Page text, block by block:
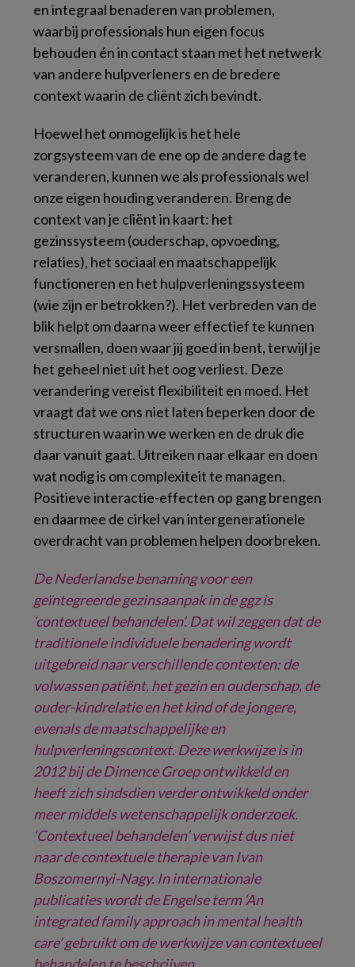
en integraal benaderen van problemen,
waarbij professionals hun eigen focus
behouden én in contact staan met het netwerk
van andere hulpverleners en de bredere
context waarin de cliënt zich bevindt.
Hoewel het onmogelijk is het hele
zorgsysteem van de ene op de andere dag te
veranderen, kunnen we als professionals wel
onze eigen houding veranderen. Breng de
context van je cliënt in kaart: het
gezinssysteem (ouderschap, opvoeding,
relaties), het sociaal en maatschappelijk
functioneren en het hulpverleningssysteem
(wie zijn er betrokken?). Het verbreden van de
blik helpt om daarna weer effectief te kunnen
versmallen, doen waar jij goed in bent, terwijl je
het geheel niet uit het oog verliest. Deze
verandering vereist flexibiliteit en moed. Het
vraagt dat we ons niet laten beperken door de
structuren waarin we werken en de druk die
daar vanuit gaat. Uitreiken naar elkaar en doen
wat nodig is om complexiteit te managen.
Positieve interactie-effecten op gang brengen
en daarmee de cirkel van intergenerationele
overdracht van problemen helpen doorbreken.
De Nederlandse benaming voor een
geïntegreerde gezinsaanpak in de ggz is
‘contextueel behandelen’. Dat wil zeggen dat de
traditionele individuele benadering wordt
uitgebreid naar verschillende contexten: de
volwassen patiënt, het gezin enouderschap, de
ouder-kindrelatie en het kind of de jongere,
evenals de maatschappelijke en
hulpverleningscontext. Deze werkwijze is in
2012 bij de Dimence Groep ontwikkeld en
heeft zich sindsdien verder ontwikkeld onder
meer middels wetenschappelijk onderzoek.
‘Contextueel behandelen’ verwijst dus niet
naar decontextuele therapie van Ivan
Boszomernyi-Nagy. In internationale
publicaties wordt de Engelse term ‘An
integrated family approach in mental health
care’ gebruikt om de werkwijze van contextueel